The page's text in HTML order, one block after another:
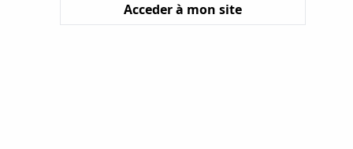
Acceder à mon site